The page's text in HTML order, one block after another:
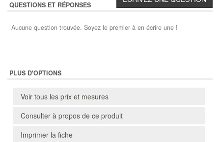
QUESTIONS ET RÉPONSES
Aucune question trouvée. Soyez le premier à en écrire une !
PLUS D'OPTIONS
Voir tous les prix et mesures
Consulter à propos de ce produit
Imprimer la fiche